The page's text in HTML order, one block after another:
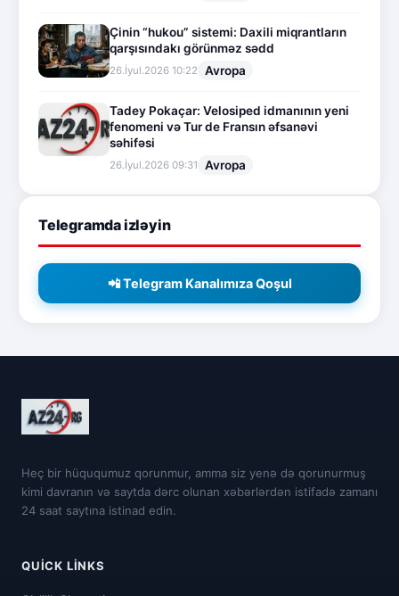
Çinin “hukou” sistemi: Daxili miqrantların
qarşısındakı görünməz sədd
26.İyul.2026 10:22 Avropa
Tadey Pokaçar: Velosiped idmanının yeni
fenomeni və Tur de Fransın əfsanəvi
səhifəsi
26.İyul.2026 09:31 Avropa
Telegramda izləyin
📲 Telegram Kanalımıza Qoşul
Heç bir hüququmuz qorunmur, amma siz yenə də qorunurmuş
kimi davranın və saytda dərc olunan xəbərlərdən istifadə zamanı
24 saat saytına istinad edin.
QUICK LINKS